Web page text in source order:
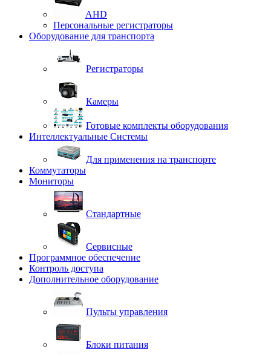
AHD
Персональные регистраторы
Оборудование для транспорта
Регистраторы
Камеры
Готовые комплекты оборудования
Интеллектуальные Системы
Для применения на транспорте
Коммутаторы
Мониторы
Стандартные
Сервисные
Программное обеспечение
Контроль доступа
Дополнительное оборудование
Пульты управления
Блоки питания